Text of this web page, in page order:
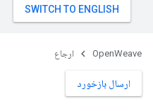
OpenWeave ارجاع
ارسال بازخورد